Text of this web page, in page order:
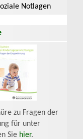
Notlagen
zu Fragen der
für unter
Sie hier.